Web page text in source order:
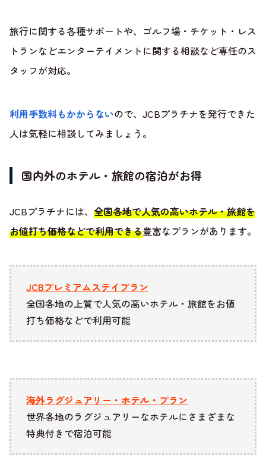
旅行に関する各種サポートや、ゴルフ場・チケット・レス
トランなどエンターテイメントに関する相談など専任のス
タッフが対応。
利用手数料もかからないので、JCBプラチナを発行できた
人は気軽に相談してみましょう。
国内外のホテル・旅館の宿泊がお得
JCBプラチナには、 全国各地で人気の高いホテル・旅館を
お値打ち価格などで利用できる豊富なプランがあります。
JCBプレミアムステイプラン
全国各地の上質で人気の高いホテル・旅館をお値
打ち価格などで利用可能
海外ラグジュアリー・ホテル・プラン
世界各地のラグジュアリーなホテルにさまざまな
特典付きで宿泊可能